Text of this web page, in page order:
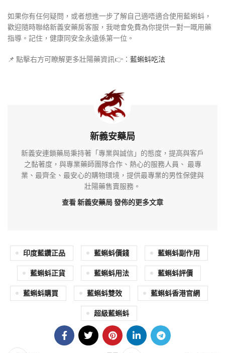
如果你有任何疑問，或者想進一步了解自己適唔適合使用藍蝌蚪，
歡迎隨時聯絡新義安藥房客服 ，我哋會免費為你提供一對一嘅用藥
指導。記住，健康同安全永遠係第一位。
📌 點擊右方可瞭解更多壯陽藥資訊👉： 藍蝌蚪吃法
新義安藥局
新義安連鎖藥局秉持著「專業與誠信」的態度，提高與客戶
之黏著度，與專業藥師團隊合作、熱心的服務人員、 最專
業、最齊全、最安心的購物環境，提供最專業的男性保健與
壯陽藥售賣服務。
查看 新義安藥局發佈的更多文章
印度藍鑽正品 藍蝌蚪價錢 藍蝌蚪副作用
藍蝌蚪正貨 藍蝌蚪用法 藍蝌蚪評價
藍蝌蚪購買 藍蝌蚪雙效 藍蝌蚪香港官網
超級藍蝌蚪